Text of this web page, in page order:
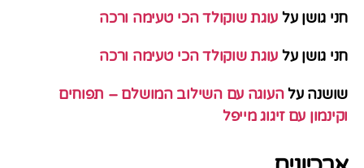
חני גושן על עוגת שוקולד הכי טעימה ורכה
חני גושן על עוגת שוקולד הכי טעימה ורכה
שושנה עלהעוגה עם השילוב המושלם – תפוחים
וקינמון עם זיגוג מייפל